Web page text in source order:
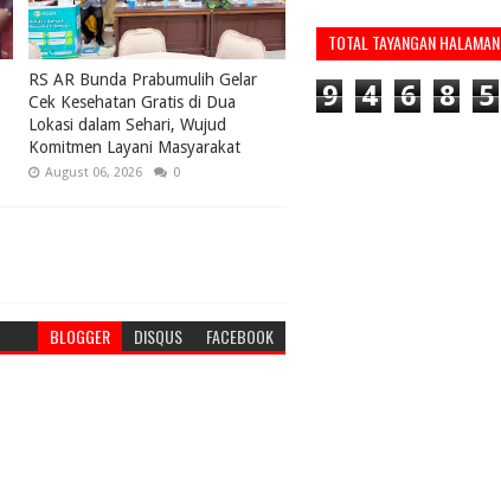
RS AR Bunda Prabumulih Gelar
Cek Kesehatan Gratis di Dua
Lokasi dalam Sehari, Wujud
Komitmen Layani Masyarakat
August 06, 2026 0
BLOGGER DISQUS FACEBOOK
TOTAL TAYANGAN HALAMAN
9 4 6 8 5